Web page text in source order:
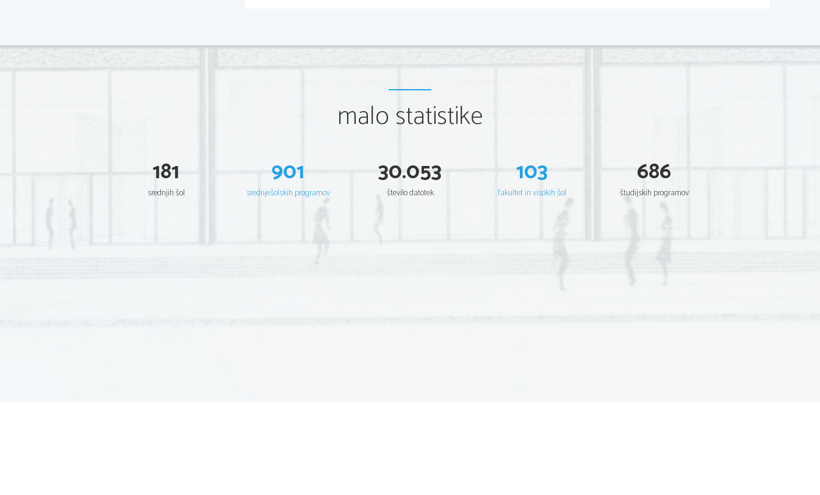
1.  Zunanji ocenjevalec mora smiselno slediti navodilom za ocenjevanje, v katerih so zapisane
4.  Slovenska zemljepisna imena in geografski pojmi morajo biti v celoti poimenovani pravilno.
5.  Pri tujih poimenovanjih naselbinskih in nenaselbinskih zemljepisnih imenih se dopuš
malo statistike
181
srednjih šol
901
srednješolskih programov
30.053
število datotek
103
fakultet in visokih šol
686
študijskih programov